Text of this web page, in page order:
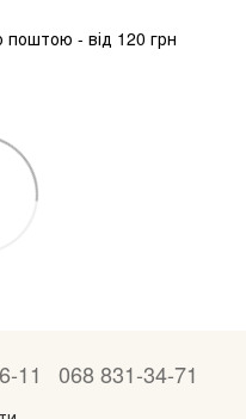
- від 120 грн
11 068 831-34-71